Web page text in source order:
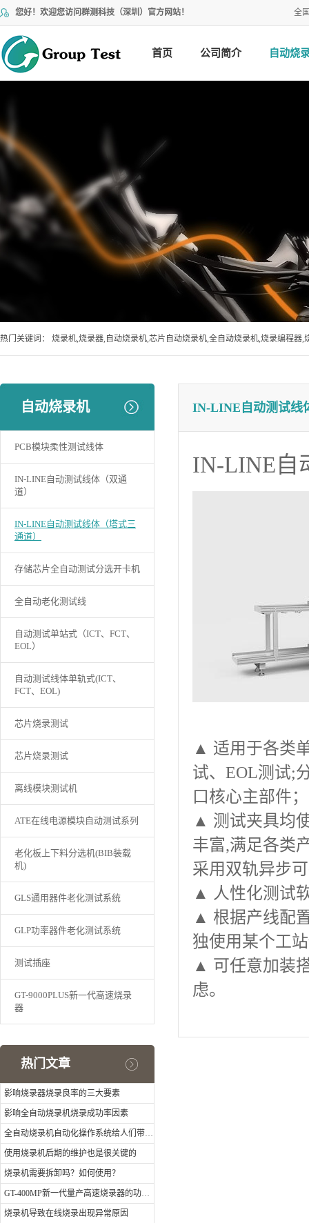
您好！欢迎您访问群测科技（深圳）官方网站！ 全
首页 公司简介 自动烧
热门关键词： 烧录机,烧录器,自动烧录机,芯片自动烧录机,全自动烧录机,烧录编程器,
自动烧录机
PCB模块柔性测试线体
IN-LINE自动测试线体（双通
道）
IN-LINE自动测试线体（塔式三
通道）
存储芯片全自动测试分选开卡机
全自动老化测试线
自动测试单站式（ICT、FCT、
EOL）
自动测试线体单轨式(ICT、
FCT、EOL)
芯片烧录测试
芯片烧录测试
离线模块测试机
ATE在线电源模块自动测试系列
老化板上下料分选机(BIB装载
机)
GLS通用器件老化测试系统
GLP功率器件老化测试系统
测试插座
GT-9000PLUS新一代高速烧录
器
热门文章
影响烧录器烧录良率的三大要素
影响全自动烧录机烧录成功率因素
全自动烧录机自动化操作系统给人们带来方便
使用烧录机后期的维护也是很关键的
烧录机需要拆卸吗？如何使用？
GT-400MP新一代量产高速烧录器的功能特点
烧录机导致在线烧录出现异常原因
IN-LINE自动测试线
IN-LINE自
▲ 适用于各类
试、EOL测试;
口核心主部件；
▲ 测试夹具均
丰富,满足各类
采用双轨异步
▲ 人性化测试
▲ 根据产线配
独使用某个工
▲ 可任意加装
虑。